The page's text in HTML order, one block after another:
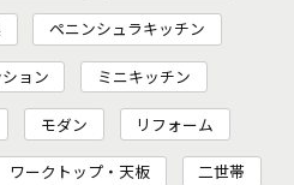
ペニンシュラキッチン
ョン ミニキッチン
モダン リフォーム
ワークトップ・天板 二世帯